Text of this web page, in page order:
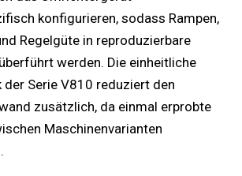
konfigurieren, sodass Rampen,
Regelgüte in reproduzierbare
werden. Die einheitliche
Serie V810 reduziert den
zusätzlich, da einmal erprobte
Maschinenvarianten